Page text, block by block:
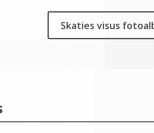
Skaties visus